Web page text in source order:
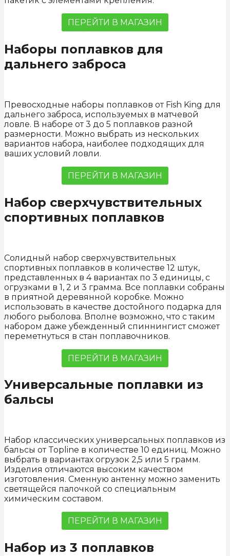
ПЕРЕЙТИ В МАГАЗИН
Наборы поплавков для
дальнего заброса
Превосходные наборы поплавков от Fish King для
дальнего заброса, используемых в матчевой
ловле. В наборе от 3 до 5 поплавков разной
размерности. Можно выбрать из нескольких
вариантов набора, наиболее подходящих для
ваших условий ловли.
ПЕРЕЙТИ В МАГАЗИН
Набор сверхчувствительных
спортивных поплавков
Солидный набор сверхчувствительных
спортивных поплавков в количестве 12 штук,
представленных в 4 вариантах по 3 единицы, с
огрузками в 1, 2 и 3 грамма. Все поплавки собраны
в приятной деревянной коробке. Можно
использовать в качестве достойного подарка для
любого рыболова. Вполне возможно, что с таким
набором даже убежденный спиннингист сможет
переметнуться в стан поплавочников.
ПЕРЕЙТИ В МАГАЗИН
Универсальные поплавки из
бальсы
Набор классических универсальных поплавков из
бальсы от Topline в количестве 10 единиц. Можно
выбрать в вариантах огрузок 2,5 или 5 грамм.
Изделия отличаются высоким качеством
изготовления. Сменную антенну можно заменить
светящейся палочкой со специальным
химическим составом.
ПЕРЕЙТИ В МАГАЗИН
Набор из 3 поплавков